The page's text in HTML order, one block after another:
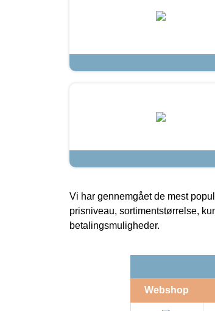
Vi har gennemgået de mest
prisniveau, sortimentstørrelse,
betalingsmuligheder.
Webshop